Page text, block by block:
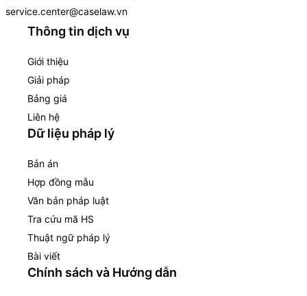
service.center@caselaw.vn
Thông tin dịch vụ
Giới thiệu
Giải pháp
Bảng giá
Liên hệ
Dữ liệu pháp lý
Bản án
Hợp đồng mẫu
Văn bản pháp luật
Tra cứu mã HS
Thuật ngữ pháp lý
Bài viết
Chính sách và Hướng dẫn